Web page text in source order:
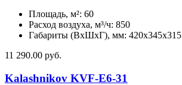
Площадь, м²: 60
Расход воздуха, м³/ч: 850
Габариты (ВхШхГ), мм: 420x345x315
11 290.00 руб.
Kalashnikov KVF-E6-31